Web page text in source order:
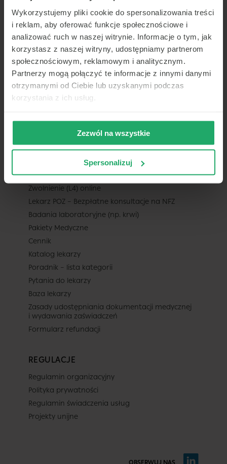
Wykorzystujemy pliki cookie do spersonalizowania treści
i reklam, aby oferować funkcje społecznościowe i
analizować ruch w naszej witrynie. Informacje o tym, jak
korzystasz z naszej witryny, udostępniamy partnerom
społecznościowym, reklamowym i analitycznym.
Partnerzy mogą połączyć te informacje z innymi danymi
otrzymanymi od Ciebie lub uzyskanymi podczas
korzystania z ich usług.
Zezwól na wszystkie
Spersonalizuj
Aktualności
Praca dla lekarza
Dla ubezpieczycieli
Współpraca b2b
Badania medycyny pracy
Usługi assistance
Mapa – sieć placówek współpracujących
DLA PACJENTA
Konsultacje telemedyczne – czat online
i telekonsultacje / teleporady
Wizyty stacjonarne
Recepta online
Zwolnienie (L4) online
Lekarz POZ – Bezpłatne konsultacje na NFZ
Badania laboratoryjne (np. krwi)
Pakiety Medyczne
Cennik
Katalog lekarzy
Poradnik – lista kategorii
Pytania do lekarzy
Baza lekarzy
Zasady udostępniania dokumentacji medycznej
i wydawania zaświadczeń
Formularz refundacji
REGULACJE
Regulamin organizacyjny
Polityka prywatności
Regulamin świadczenia usług
Projekty unijne
OBSERWUJ NAS